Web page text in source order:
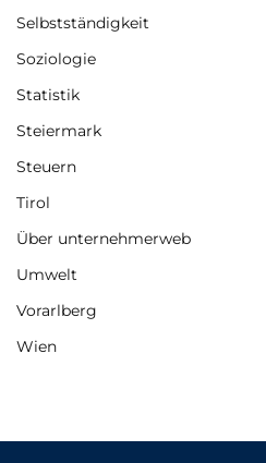
Selbstständigkeit
Soziologie
Statistik
Steiermark
Steuern
Tirol
Über unternehmerweb
Umwelt
Vorarlberg
Wien